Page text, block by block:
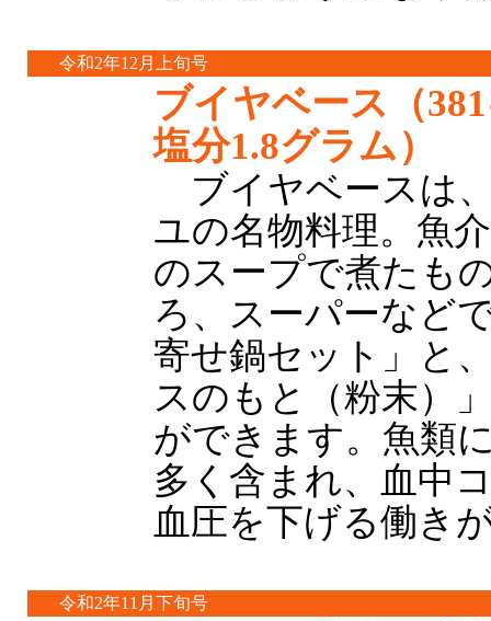
令和2年12月上旬号
ブイヤベース（
塩分1.8グラム）
ブイヤベースは
ユの名物料理。魚
のスープで煮たも
ろ、スーパーなど
寄せ鍋セット」と
スのもと（粉末）
ができます。魚類
多く含まれ、血中
血圧を下げる働き
令和2年11月下旬号